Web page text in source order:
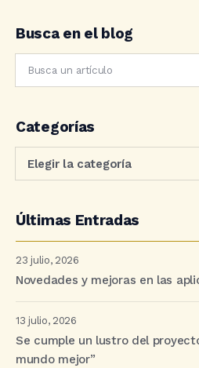
Busca en el blog
Categorías
Últimas Entradas
23 julio, 2026
Novedades y mejoras en las
13 julio, 2026
Se cumple un lustro del
mundo mejor”